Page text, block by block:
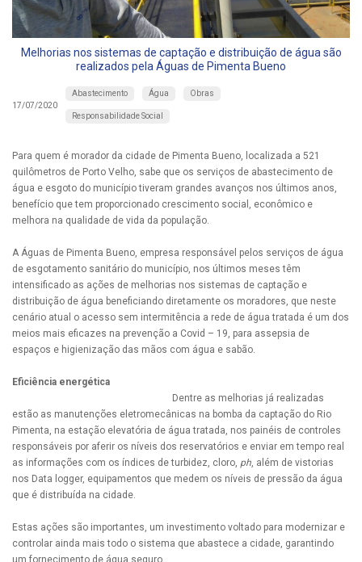
Melhorias nos sistemas de captação e distribuição de água são
realizados pela Águas de Pimenta Bueno
17/07/2020
Abastecimento Água Obras
Responsabilidade Social
Para quem é morador da cidade de Pimenta Bueno, localizada a 521
quilômetros de Porto Velho, sabe que os serviços de abastecimento de
água e esgoto do município tiveram grandes avanços nos últimos anos,
benefício que tem proporcionado crescimento social, econômico e
melhora na qualidade de vida da população.
A Águas de Pimenta Bueno, empresa responsável pelos serviços de água
de esgotamento sanitário do município, nos últimos meses têm
intensificado as ações de melhorias nos sistemas de captação e
distribuição de água beneficiando diretamente os moradores, que neste
cenário atual o acesso sem intermitência a rede de água tratada é um dos
meios mais eficazes na prevenção a Covid – 19, para assepsia de
espaços e higienização das mãos com água e sabão.
Eficiência energética
Dentre as melhorias já realizadas
estão as manutenções eletromecânicas na bomba da captação do Rio
Pimenta, na estação elevatória de água tratada, nos painéis de controles
responsáveis por aferir os níveis dos reservatórios e enviar em tempo real
as informações com os índices de turbidez, cloro, ph, além de vistorias
nos Data logger, equipamentos que medem os níveis de pressão da água
que é distribuída na cidade.
Estas ações são importantes, um investimento voltado para modernizar e
controlar ainda mais todo o sistema que abastece a cidade, garantindo